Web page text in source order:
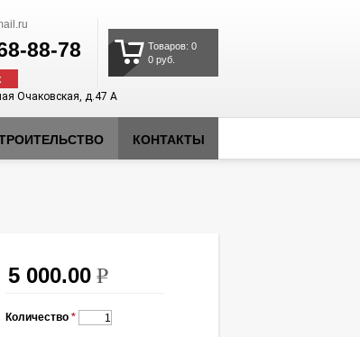
88-78
Товаров: 0
0 руб.
Очаковская, д.47 А
КОНТАКТЫ
5 000.00 k
Количество *